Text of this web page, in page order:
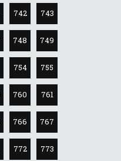
742 743
748 749
754 755
760 761
766 767
772 773